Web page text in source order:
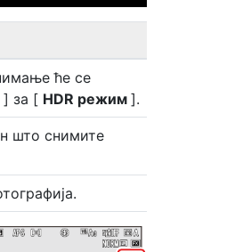
ће се
] за [ HDR режим ].
што снимите